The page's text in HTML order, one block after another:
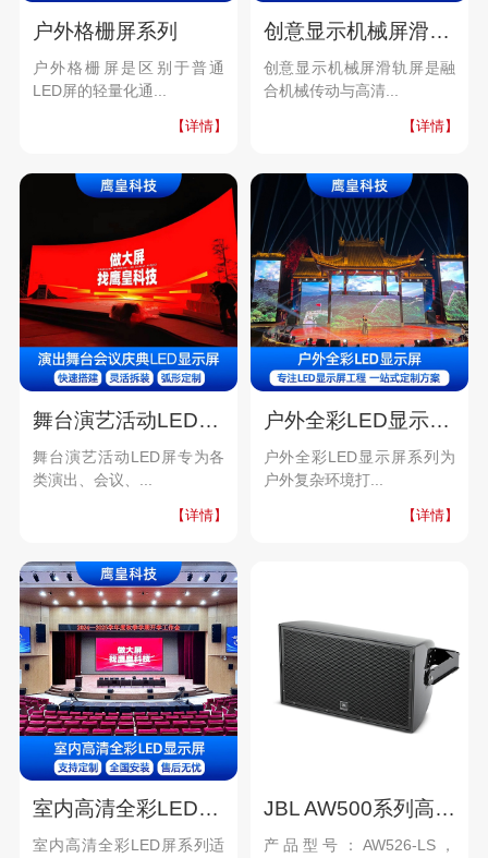
户外格栅屏系列
户外格栅屏是区别于普通
LED屏的轻量化通...
【详情】
创意显示机械屏滑轨屏
创意显示机械屏滑轨屏是融
合机械传动与高清...
【详情】
舞台演艺活动LED屏系列
舞台演艺活动LED屏专为各
类演出、会议、...
【详情】
户外全彩LED显示屏系列
户外全彩LED显示屏系列为
户外复杂环境打...
【详情】
室内高清全彩LED屏系列
室内高清全彩LED屏系列适
JBL AW500系列高功率全天候音箱
产品型号：AW526-LS，